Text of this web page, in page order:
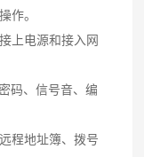
作。
上电源和接入网
码、信号音、编
程地址簿、拨号